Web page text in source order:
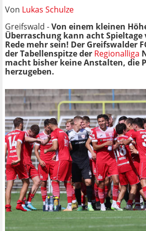
Von Lukas Schulze
Greifswald -Von einem kleinen
Überraschung kann acht Spieltage
Rede mehr sein! Der Greifswalder
der Tabellenspitze der Regionalliga
macht bisher keine Anstalten, die
herzugeben.